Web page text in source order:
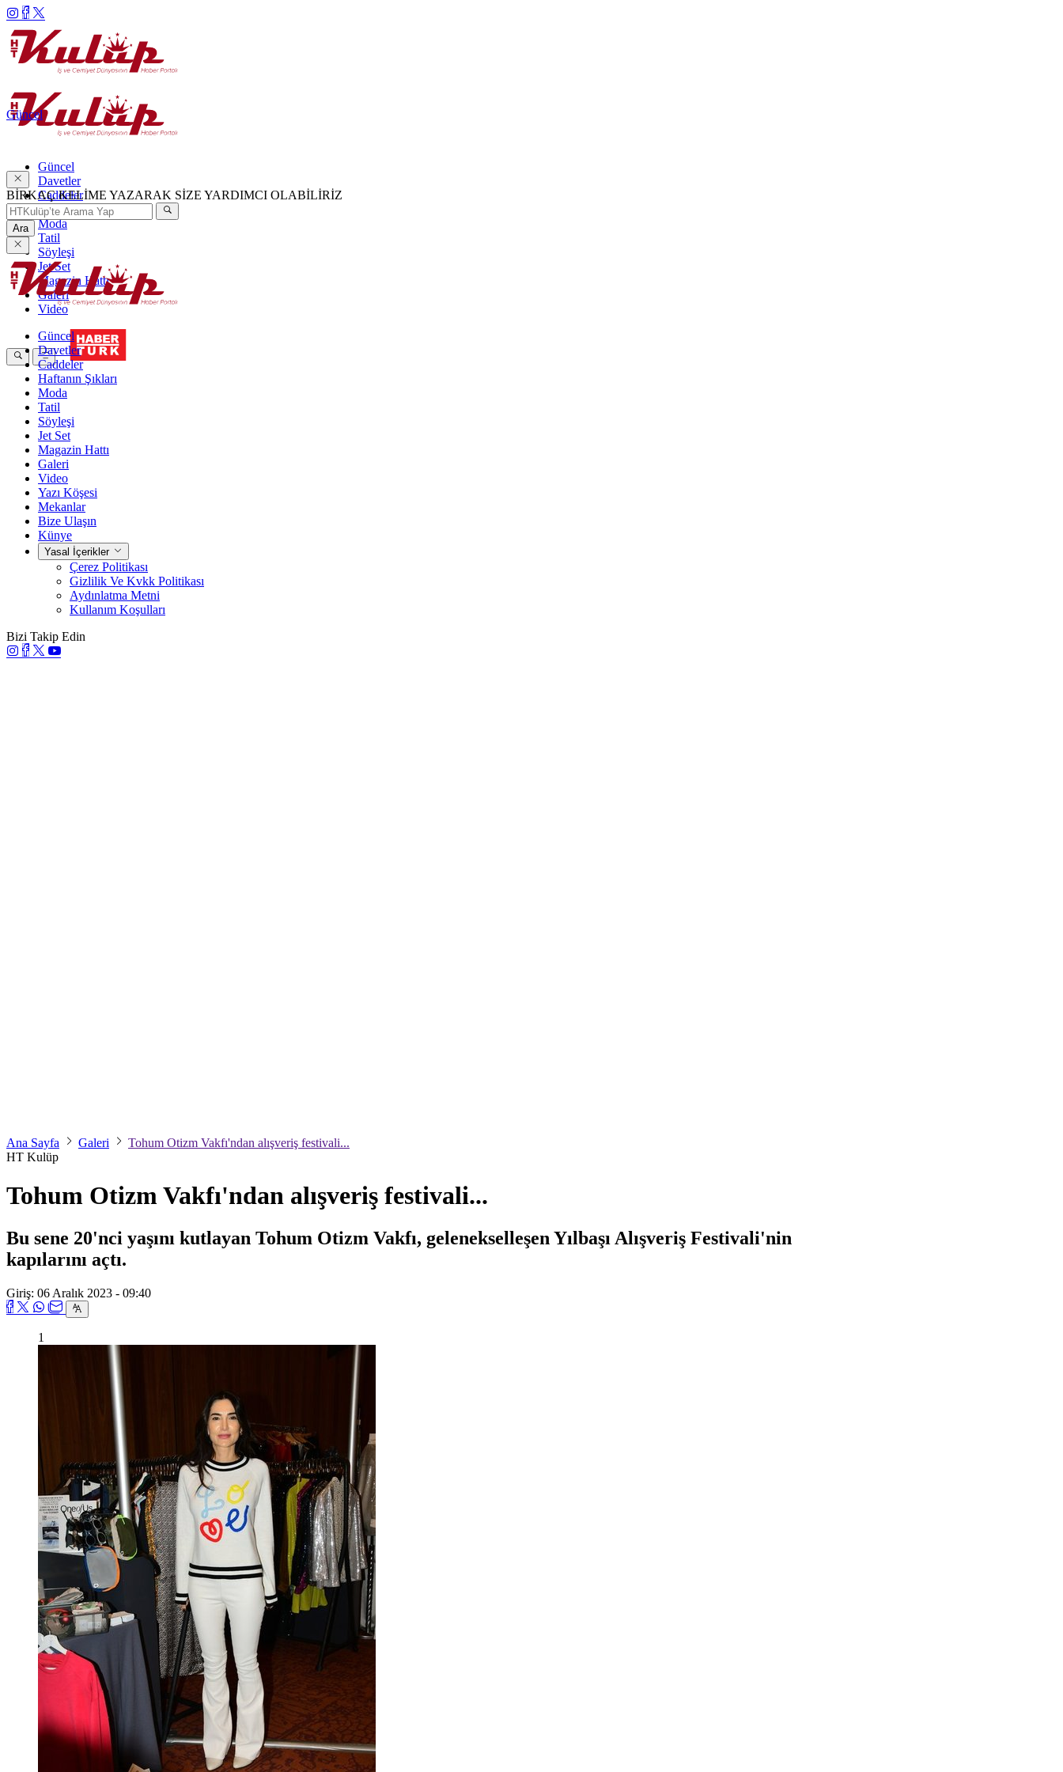
Güncel
Davetler
Caddeler
Haftanın Şıkları
Moda
Tatil
Söyleşi
Jet Set
Magazin Hattı
Galeri
Video
Güncel
BİRKAÇ KELİME YAZARAK SİZE YARDIMCI OLABİLİRİZ
Ara
Güncel
Davetler
Caddeler
Haftanın Şıkları
Moda
Tatil
Söyleşi
Jet Set
Magazin Hattı
Galeri
Video
Yazı Köşesi
Mekanlar
Bize Ulaşın
Künye
Yasal İçerikler
Çerez Politikası
Gizlilik Ve Kvkk Politikası
Aydınlatma Metni
Kullanım Koşulları
Bizi Takip Edin
Ana Sayfa Galeri
Tohum Otizm Vakfı'ndan alışveriş festivali...
HT Kulüp
Tohum Otizm Vakfı'ndan alışveriş festivali...
Bu sene 20'nci yaşını kutlayan Tohum Otizm Vakfı, gelenekselleşen Yılbaşı Alışveriş Festivali'nin
kapılarını açtı.
Giriş: 06 Aralık 2023 - 09:40
1